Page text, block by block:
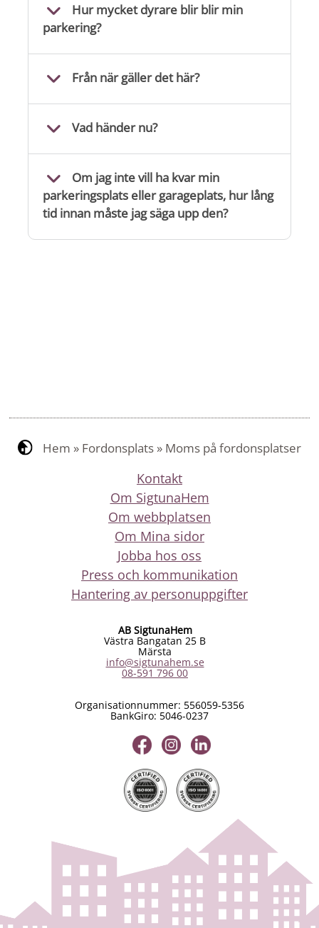
Hur mycket dyrare blir blir min
parkering?
Från när gäller det här?
Vad händer nu?
Om jag inte vill ha kvar min
parkeringsplats eller garageplats, hur lång
tid innan måste jag säga upp den?
Hem » Fordonsplats » Moms på fordonsplatser
Kontakt
Om SigtunaHem
Om webbplatsen
Om Mina sidor
Jobba hos oss
Press och kommunikation
Hantering av personuppgifter
AB SigtunaHem
Västra Bangatan 25 B
Märsta
info@sigtunahem.se
08-591 796 00
Organisationnummer: 556059-5356
BankGiro: 5046-0237